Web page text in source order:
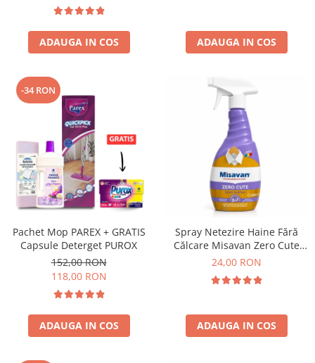
ADAUGA IN COS ADAUGA IN COS
-34 RON
Pachet Mop PAREX + GRATIS
Capsule Deterget PUROX
152,00 RON
118,00 RON
ADAUGA IN COS
Spray Netezire Haine Fără
Călcare Misavan Zero Cute
Zero Parfum 500 ml
24,00 RON
ADAUGA IN COS